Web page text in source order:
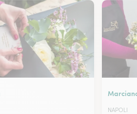
NAPOLI